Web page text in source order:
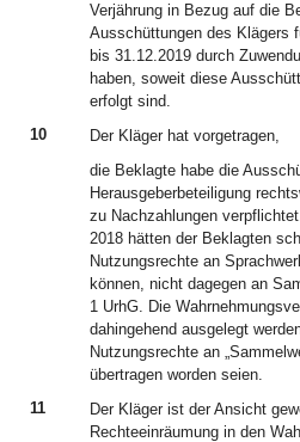
Verjährung in Bezug auf die
Ausschüttungen des Klägers
bis 31.12.2019 durch
haben, soweit diese
erfolgt sind.
10
Der Kläger hat vorgetragen,
die Beklagte habe die
Herausgeberbeteiligung
zu Nachzahlungen
2018 hätten der Beklagten
Nutzungsrechte an
können, nicht dagegen an
1 UrhG. Die
dahingehend ausgelegt
Nutzungsrechte an
übertragen worden seien.
11
Der Kläger ist der Ansicht
Rechteeinräumung in den